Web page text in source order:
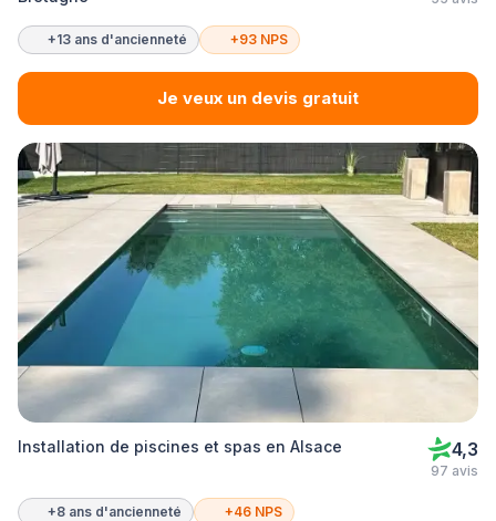
+13 ans d'ancienneté +93 NPS
Je veux un devis gratuit
Installation de piscines et spas en Alsace 4,3
97 avis
+8 ans d'ancienneté +46 NPS